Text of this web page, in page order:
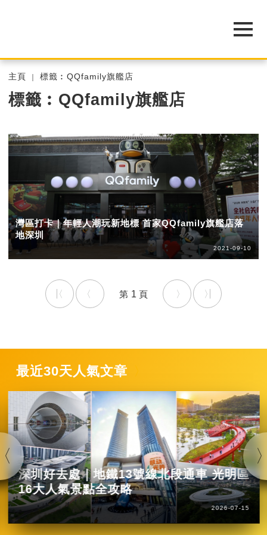
主頁 標籤︰QQfamily旗艦店
標籤︰QQfamily旗艦店
灣區打卡｜年輕人潮玩新地標 首家QQfamily旗艦店落
地深圳
2021-09-10
1
最近30天人氣文章
深圳好去處｜地鐵13號線北段通車 光明區
16大人氣景點全攻略
2026-07-15